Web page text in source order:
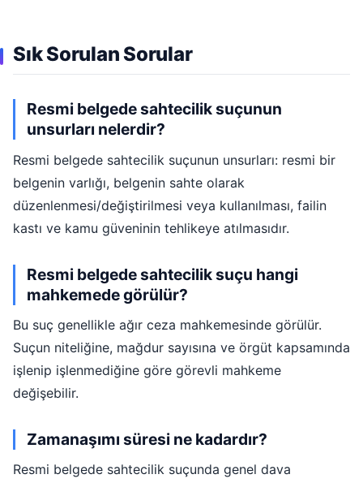
Sık Sorulan Sorular
Resmi belgede sahtecilik suçunun
unsurları nelerdir?
Resmi belgede sahtecilik suçunun unsurları: resmi bir
belgenin varlığı, belgenin sahte olarak
düzenlenmesi/değiştirilmesi veya kullanılması, failin
kastı ve kamu güveninin tehlikeye atılmasıdır.
Resmi belgede sahtecilik suçu hangi
mahkemede görülür?
Bu suç genellikle ağır ceza mahkemesinde görülür.
Suçun niteliğine, mağdur sayısına ve örgüt kapsamında
işlenip işlenmediğine göre görevli mahkeme
değişebilir.
Zamanaşımı süresi ne kadardır?
Resmi belgede sahtecilik suçunda genel dava